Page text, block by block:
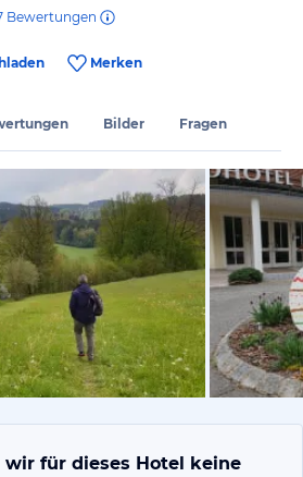
Bewertungen
Merken
Bilder Fragen
von Petra,
wir für dieses Hotel keine